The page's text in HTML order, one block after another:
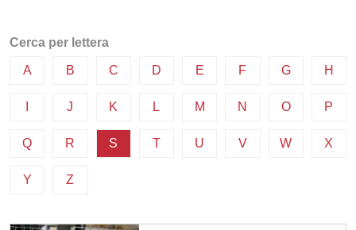
Cerca per lettera
A B C D E F G H
J K L M N O P
Q R S T U V W X
Y Z